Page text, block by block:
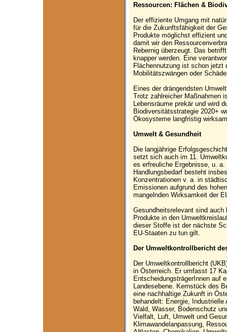
Ressourcen: Flächen &
Der effiziente Umgang mit
für die Zukunftsfähigkeit der
Produkte möglichst effizient
damit wir den
Rebernig überzeugt. Das
knapper werden. Eine
Flächennutzung ist schon jetzt
Mobilitätszwängen oder
Eines der drängendsten
Trotz zahlreicher Maßnahmen
Lebensräume prekär und wird
Biodiversitätsstrategie 2020+
Ökosysteme langfristig
Umwelt & Gesundheit
Die langjährige
setzt sich auch im 11.
es erfreuliche Ergebnisse, u.
Handlungsbedarf besteht
Konzentrationen v. a. in
Emissionen aufgrund des
mangelnden Wirksamkeit der
Gesundheitsrelevant sind
Produkte in den
dieser Stoffe ist der nächste
EU-Staaten zu tun gilt.
Der Umweltkontrollbericht
Der Umweltkontrollbericht
in Österreich. Er umfasst 17
EntscheidungsträgerInnen auf
Landesebene. Kernstück des
eine nachhaltige Zukunft in
behandelt: Energie,
Wald, Wasser, Bodenschutz
Vielfalt, Luft, Umwelt und
Klimawandelanpassung,